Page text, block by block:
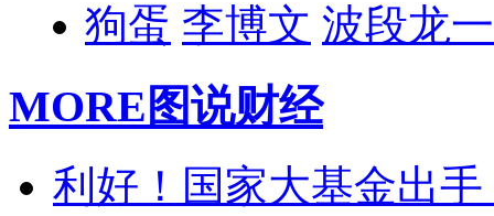
狗蛋 李博文 波段龙一
MORE 图说财经
利好！国家大基金出